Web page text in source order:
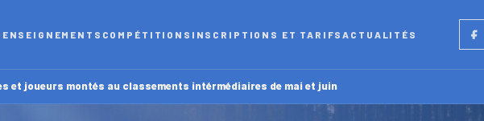
ENSEIGNEMENTS COMPÉTITIONS INSCRIPTIONS ET TARIFS ACTUALITÉS
et joueurs montés au classements intérmédiaires de mai et juin